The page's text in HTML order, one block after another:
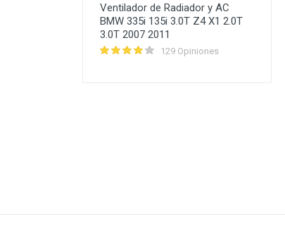
Ventilador de Radiador y AC
BMW 335i 135i 3.0T Z4 X1 2.0T
3.0T 2007 2011
129 Opiniones